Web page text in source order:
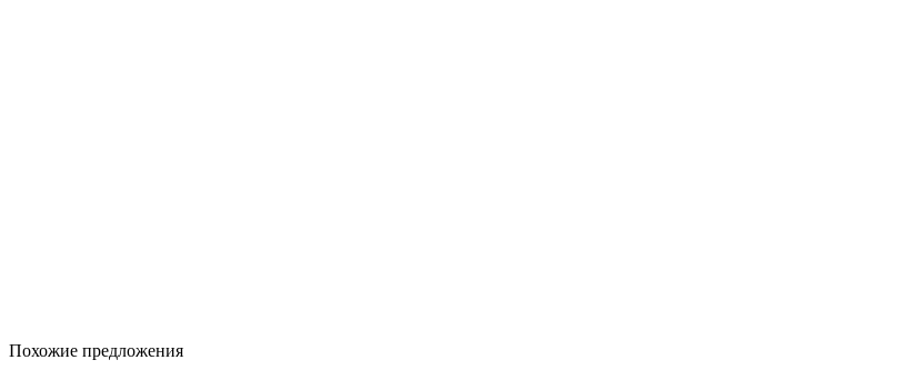
Похожие предложения